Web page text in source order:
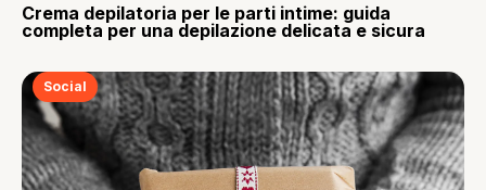
Crema depilatoria per le parti intime: guida
completa per una depilazione delicata e sicura
Social